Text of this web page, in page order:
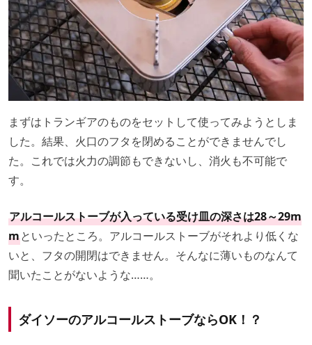
まずはトランギアのものをセットして使ってみようとしま
した。結果、火口のフタを閉めることができませんでし
た。これでは火力の調節もできないし、消火も不可能で
す。
アルコールストーブが入っている受け皿の深さは28～29m
mといったところ。アルコールストーブがそれより低くな
いと、フタの開閉はできません。そんなに薄いものなんて
聞いたことがないような……。
ダイソーのアルコールストーブならOK！？